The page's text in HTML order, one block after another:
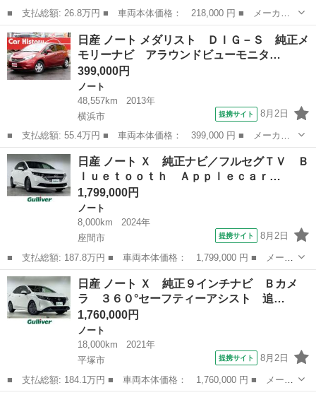
■ 支払総額: 26.8万円 ■ 車両本体価格： 218,000 円 ■ メーカー
名： 日産 ■ 車種名： ノート ■ グレード名： １５ＲＳ エア
ロスタイル 社外ナビ ワンセグ インテリキー 社外アルミ ■ 排
気量： 1...
埼玉 白岡市 ノート
日産 ノート メダリスト ＤＩＧ－Ｓ 純正メ
モリーナビ アラウンドビューモニタ…
399,000円
ノート
48,557km
2013年
横浜市
提携サイト 8月2日
■ 支払総額: 55.4万円 ■ 車両本体価格： 399,000 円 ■ メーカー
名： 日産 ■ 車種名： ノート ■ グレード名： メダリスト Ｄ
ＩＧ－Ｓ 純正メモリーナビ アラウンドビューモニター ＤＶＤ再
生 Ｂｔ接続...
神奈川 横浜市 ノート
日産 ノート Ｘ 純正ナビ／フルセグＴＶ Ｂ
ｌｕｅｔｏｏｔｈ Ａｐｐｌｅｃａｒ…
1,799,000円
ノート
8,000km
2024年
座間市
提携サイト 8月2日
■ 支払総額: 187.8万円 ■ 車両本体価格： 1,799,000 円 ■ メーカ
ー名： 日産 ■ 車種名： ノート ■ グレード名： Ｘ 純正ナビ
／フルセグＴＶ Ｂｌｕｅｔｏｏｔｈ Ａｐｐｌｅｃａｒｐｌａｙ
Ａｎｄｒ...
神奈川 座間市 ノート
日産 ノート Ｘ 純正９インチナビ Ｂカメ
ラ ３６０°セーフティーアシスト 追…
1,760,000円
ノート
18,000km
2021年
平塚市
提携サイト 8月2日
■ 支払総額: 184.1万円 ■ 車両本体価格： 1,760,000 円 ■ メーカ